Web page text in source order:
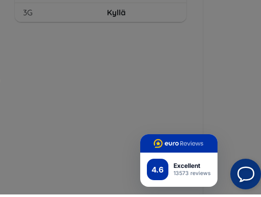
4.6 Excellent
13573 reviews
3G
Kyllä